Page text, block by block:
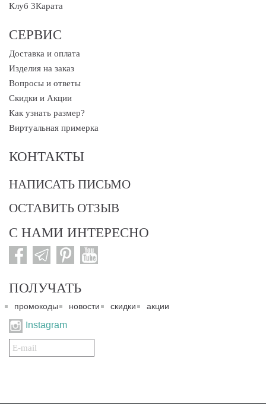
Клуб 3Карата
СЕРВИС
Доставка и оплата
Изделия на заказ
Вопросы и ответы
Скидки и Акции
Как узнать размер?
Виртуальная примерка
КОНТАКТЫ
НАПИСАТЬ ПИСЬМО
ОСТАВИТЬ ОТЗЫВ
С НАМИ ИНТЕРЕСНО
ПОЛУЧАТЬ
промокоды новости скидки акции
Instagram
Подписаться
на